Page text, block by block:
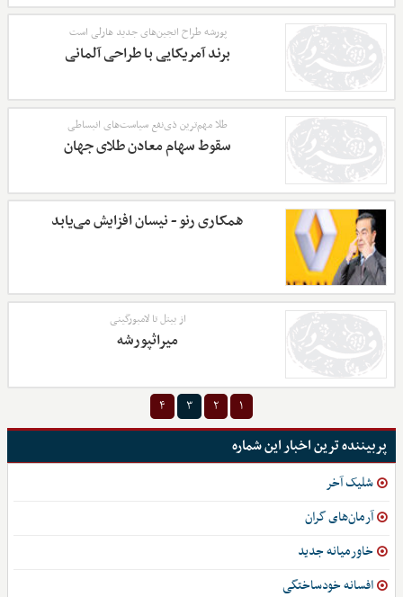
پورشه طراح انجین‌های جدید هارلی است
برند آمریکایی با طراحی آلمانی
طلا مهم‌ترین ذی‌نفع سیاست‌های انبساطی
سقوط سهام معادن طلای جهان
همکاری رنو - نیسان افزایش می‌یابد
از بیتل تا لامبورگینی
میراثپورشه
۱ ۲ ۳ ۴
پربیننده ترین اخبار این شماره
شلیک آخر
آرمان‌های گران
خاورمیانه جدید
افسانه خودساختگی